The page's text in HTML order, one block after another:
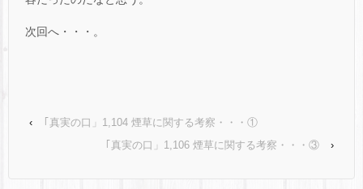
次回へ・・・。
‹
｢真実の口」1,104 煙草に関する考察・・・①
｢真実の口」1,106 煙草に関する考察・・・③
›